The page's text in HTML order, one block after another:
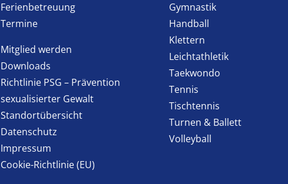
Ferienbetreuung
Termine
Mitglied werden
Downloads
Richtlinie PSG – Prävention
sexualisierter Gewalt
Standortübersicht
Datenschutz
Impressum
Cookie-Richtlinie (EU)
Gymnastik
Handball
Klettern
Leichtathletik
Taekwondo
Tennis
Tischtennis
Turnen & Ballett
Volleyball